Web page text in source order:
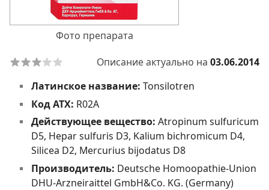
Фото препарата
Описание актуально на 03.06.2014
Латинское название: Tonsilotren
Код АТХ: R02A
Действующее вещество: Atropinum sulfuricum
D5, Hepar sulfuris D3, Kalium bichromicum D4,
Silicea D2, Mercurius bijodatus D8
Производитель: Deutsche Homoopathie-Union
DHU-Arzneiraittel GmbH&Co. KG. (Germany)